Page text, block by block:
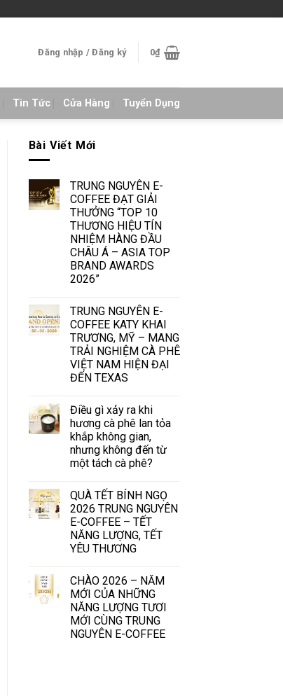
Đăng nhập / Đăng ký 0₫
Tin Tức Cửa Hàng Tuyển Dụng
Bài Viết Mới
TRUNG NGUYÊN E-
COFFEE ĐẠT GIẢI
THƯỞNG “TOP 10
THƯƠNG HIỆU TÍN
NHIỆM HÀNG ĐẦU
CHÂU Á – ASIA TOP
BRAND AWARDS
2026”
TRUNG NGUYÊN E-
COFFEE KATY KHAI
TRƯƠNG, MỸ – MANG
TRẢI NGHIỆM CÀ PHÊ
VIỆT NAM HIỆN ĐẠI
ĐẾN TEXAS
Điều gì xảy ra khi
hương cà phê lan tỏa
khắp không gian,
nhưng không đến từ
một tách cà phê?
QUÀ TẾT BÍNH NGỌ
2026 TRUNG NGUYÊN
E-COFFEE – TẾT
NĂNG LƯỢNG, TẾT
YÊU THƯƠNG
CHÀO 2026 – NĂM
MỚI CỦA NHỮNG
NĂNG LƯỢNG TƯƠI
MỚI CÙNG TRUNG
NGUYÊN E-COFFEE